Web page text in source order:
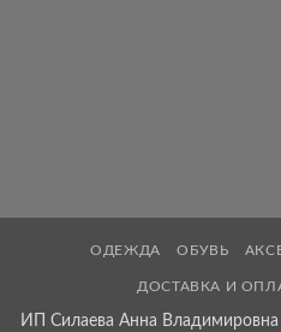
ОДЕЖДА ОБУВЬ
ДОСТАВКА И
ИП Силаева Анна